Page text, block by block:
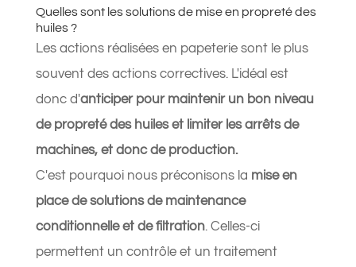
Quelles sont les solutions de mise en propreté des
huiles ?
Les actions réalisées en papeterie sont le plus
souvent des actions correctives. L'idéal est
donc d'anticiper pour maintenir un bon niveau
de propreté des huiles et limiter les arrêts de
machines, et donc de production.
C'est pourquoi nous préconisons la mise en
place de solutions de maintenance
conditionnelle et de filtration. Celles-ci
permettent un contrôle et un traitement